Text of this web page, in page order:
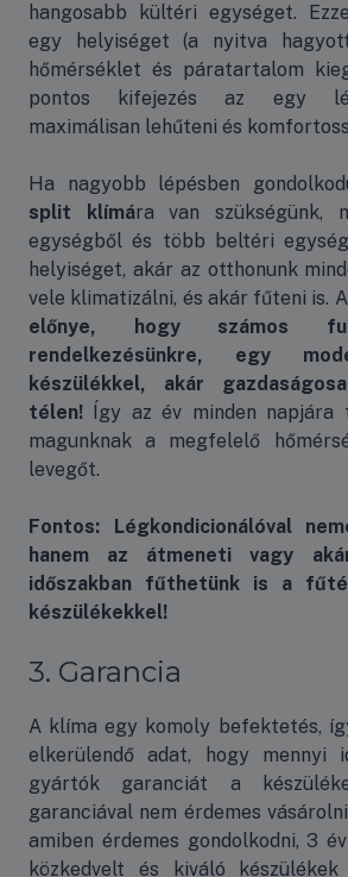
hangosabb kültéri egységet.
egy helyiséget (a nyitva
hőmérséklet és páratartalom
pontos kifejezés az egy
maximálisan lehűteni és
Ha nagyobb lépésben
split klímára van szükségünk,
egységből és több beltéri
helyiséget, akár az otthonunk
vele klimatizálni, és akár fűteni is.
előnye, hogy számos
rendelkezésünkre, egy
készülékkel, akár
télen! Így az év minden napjára
magunknak a megfelelő
levegőt.
Fontos: Légkondicionálóval
hanem az átmeneti vagy
időszakban fűthetünk is a
készülékekkel!
3. Garancia
A klíma egy komoly befektetés,
elkerülendő adat, hogy mennyi
gyártók garanciát a
garanciával nem érdemes
amiben érdemes gondolkodni, 3
közkedvelt és kiváló